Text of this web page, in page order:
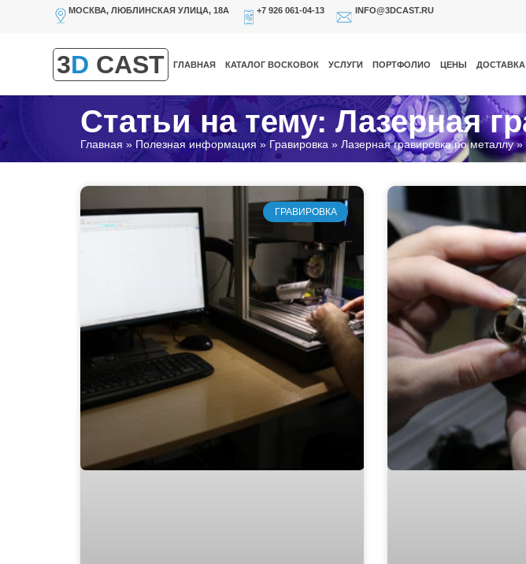
МОСКВА, ЛЮБЛИНСКАЯ УЛИЦА, 18А +7 926 061-04-13 INFO@3DCAST.RU
3D CAST ГЛАВНАЯ КАТАЛОГ ВОСКОВОК УСЛУГИ ПОРТФОЛИО ЦЕНЫ ДОСТАВКА
Статьи на тему: Лазерная
Главная » Полезная информация » Гравировка » Лазерная гравировка по металлу»
ГРАВИРОВКА